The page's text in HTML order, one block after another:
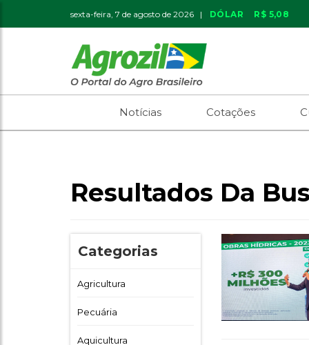
sexta-feira, 7 de agosto de 2026 | DÓLAR R$ 5,08
Notícias Cotações
Resultados Da
Categorias
Agricultura
Pecuária
Aquicultura